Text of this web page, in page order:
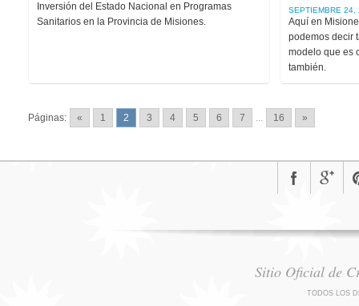
Inversión del Estado Nacional en Programas
Sanitarios en la Provincia de Misiones.
SEPTIEMBRE 24,
Aquí en
podemos decir
modelo que es
también.
Páginas: « 1 2 3 4 5 6 7 ... 16 »
Sitio Oficial de
TODOS LOS